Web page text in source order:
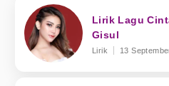
Lirik Lagu
Gisul
Lirik 13